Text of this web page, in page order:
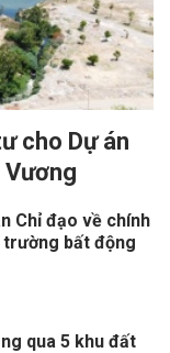
cho Dự án
Vương
Chỉ đạo về chính
trường bất động
qua 5 khu đất